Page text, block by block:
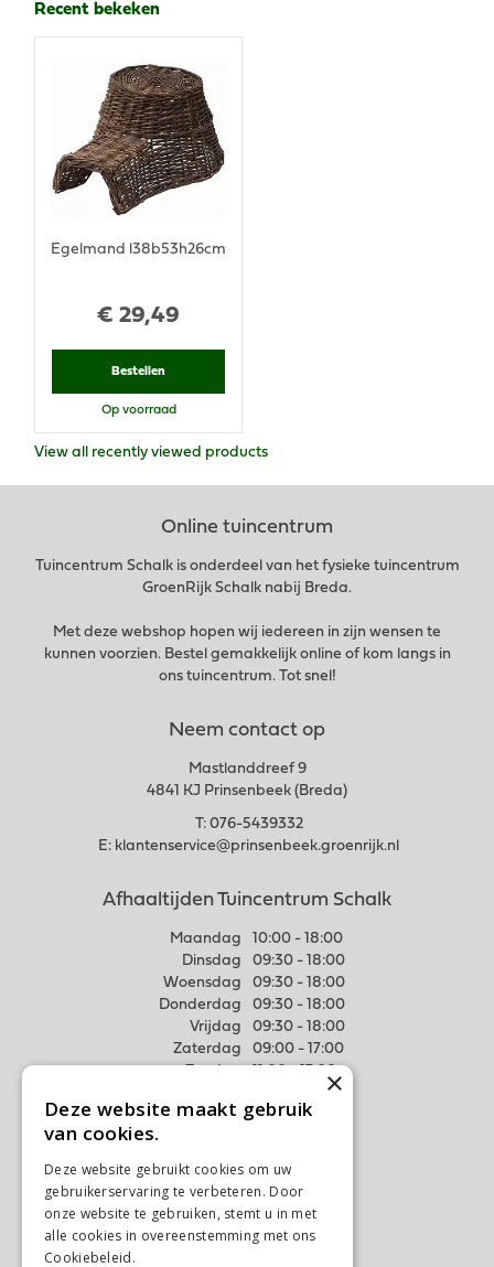
Recent bekeken
€ 29,49
Egelmand l38b53h26cm
Bestellen
Op voorraad
View all recently viewed products
Online tuincentrum
Tuincentrum Schalk is onderdeel van het fysieke tuincentrum
GroenRijk Schalk nabij Breda.
Met deze webshop hopen wij iedereen in zijn wensen te
kunnen voorzien. Bestel gemakkelijk online of kom langs in
ons tuincentrum. Tot snel!
Neem contact op
Mastlanddreef 9
4841 KJ Prinsenbeek (Breda)
T: 076-5439332
E: klantenservice@prinsenbeek.groenrijk.nl
Afhaaltijden Tuincentrum Schalk
Maandag
10:00 - 18:00
Dinsdag
09:30 - 18:00
Woensdag
09:30 - 18:00
Donderdag
09:30 - 18:00
Vrijdag
09:30 - 18:00
Zaterdag
09:00 - 17:00
Meer weten
Algemene voorwaarden
Privacy Statement
Disclaimer
×
Deze website maakt gebruik
van cookies.
Deze website gebruikt cookies om uw
gebruikerservaring te verbeteren. Door
onze website te gebruiken, stemt u in met
alle cookies in overeenstemming met ons
Cookiebeleid.